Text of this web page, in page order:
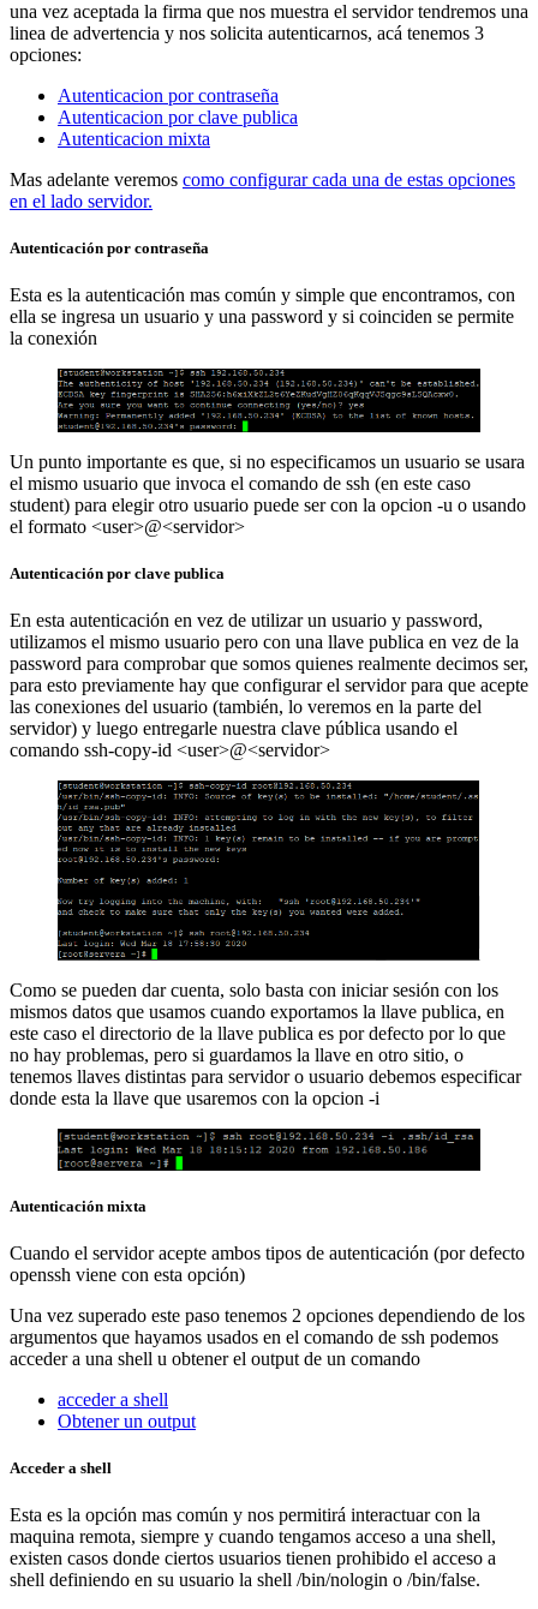
una vez aceptada la firma que nos muestra el servidor tendremos una
linea de advertencia y nos solicita autenticarnos, acá tenemos 3
opciones:
Autenticacion por contraseña
Autenticacion por clave publica
Autenticacion mixta
Mas adelante veremos como configurar cada una de estas opciones
en el lado servidor.
Autenticación por contraseña
Esta es la autenticación mas común y simple que encontramos, con
ella se ingresa un usuario y una password y si coinciden se permite
la conexión
Un punto importante es que, si no especificamos un usuario se usara
el mismo usuario que invoca el comando de ssh (en este caso
student) para elegir otro usuario puede ser con la opcion -u o usando
el formato <user>@<servidor>
Autenticación por clave publica
En esta autenticación en vez de utilizar un usuario y password,
utilizamos el mismo usuario pero con una llave publica en vez de la
password para comprobar que somos quienes realmente decimos ser,
para esto previamente hay que configurar el servidor para que acepte
las conexiones del usuario (también, lo veremos en la parte del
servidor) y luego entregarle nuestra clave pública usando el
comando ssh-copy-id <user>@<servidor>
Como se pueden dar cuenta, solo basta con iniciar sesión con los
mismos datos que usamos cuando exportamos la llave publica, en
este caso el directorio de la llave publica es por defecto por lo que
no hay problemas, pero si guardamos la llave en otro sitio, o
tenemos llaves distintas para servidor o usuario debemos especificar
donde esta la llave que usaremos con la opcion -i
Autenticación mixta
Cuando el servidor acepte ambos tipos de autenticación (por defecto
openssh viene con esta opción)
Una vez superado este paso tenemos 2 opciones dependiendo de los
argumentos que hayamos usados en el comando de ssh podemos
acceder a una shell u obtener el output de un comando
acceder a shell
Obtener un output
Acceder a shell
Esta es la opción mas común y nos permitirá interactuar con la
maquina remota, siempre y cuando tengamos acceso a una shell,
existen casos donde ciertos usuarios tienen prohibido el acceso a
shell definiendo en su usuario la shell /bin/nologin o /bin/false.